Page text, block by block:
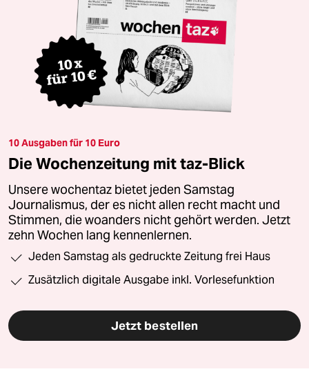
10 Ausgaben für 10 Euro
Die Wochenzeitung mit taz-Blick
Unsere wochentaz bietet jeden Samstag
Journalismus, der es nicht allen recht macht und
Stimmen, die woanders nicht gehört werden. Jetzt
zehn Wochen lang kennenlernen.
Jeden Samstag als gedruckte Zeitung frei Haus
Zusätzlich digitale Ausgabe inkl. Vorlesefunktion
Jetzt bestellen